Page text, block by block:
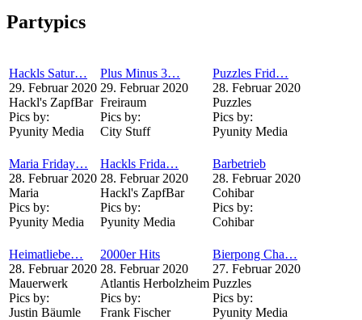
Partypics
Hackls Satur…
29. Februar 2020
Hackl's ZapfBar
Pics by:
Pyunity Media
Plus Minus 3…
29. Februar 2020
Freiraum
Pics by:
City Stuff
Puzzles Frid…
28. Februar 2020
Puzzles
Pics by:
Pyunity Media
Maria Friday…
28. Februar 2020
Maria
Pics by:
Pyunity Media
Hackls Frida…
28. Februar 2020
Hackl's ZapfBar
Pics by:
Pyunity Media
Barbetrieb
28. Februar 2020
Cohibar
Pics by:
Cohibar
Heimatliebe…
28. Februar 2020
Mauerwerk
Pics by:
Justin Bäumle
2000er Hits
28. Februar 2020
Atlantis Herbolzheim
Pics by:
Frank Fischer
Bierpong Cha…
27. Februar 2020
Puzzles
Pics by:
Pyunity Media